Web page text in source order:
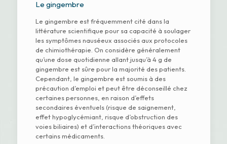
Le gingembre
Le gingembre est fréquemment cité dans la
littérature scientifique pour sa capacité à soulager
les symptômes nauséeux associés aux protocoles
de chimiothérapie. On considère généralement
qu’une dose quotidienne allant jusqu’à 4 g de
gingembre est sûre pour la majorité des patients.
Cependant, le gingembre est soumis à des
précaution d’emploi et peut être déconseillé chez
certaines personnes, en raison d’effets
secondaires éventuels (risque de saignement,
effet hypoglycémiant, risque d’obstruction des
voies biliaires) et d’interactions théoriques avec
certains médicaments.